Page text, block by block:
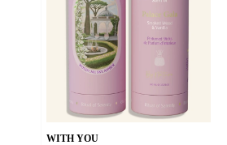
WITH YOU